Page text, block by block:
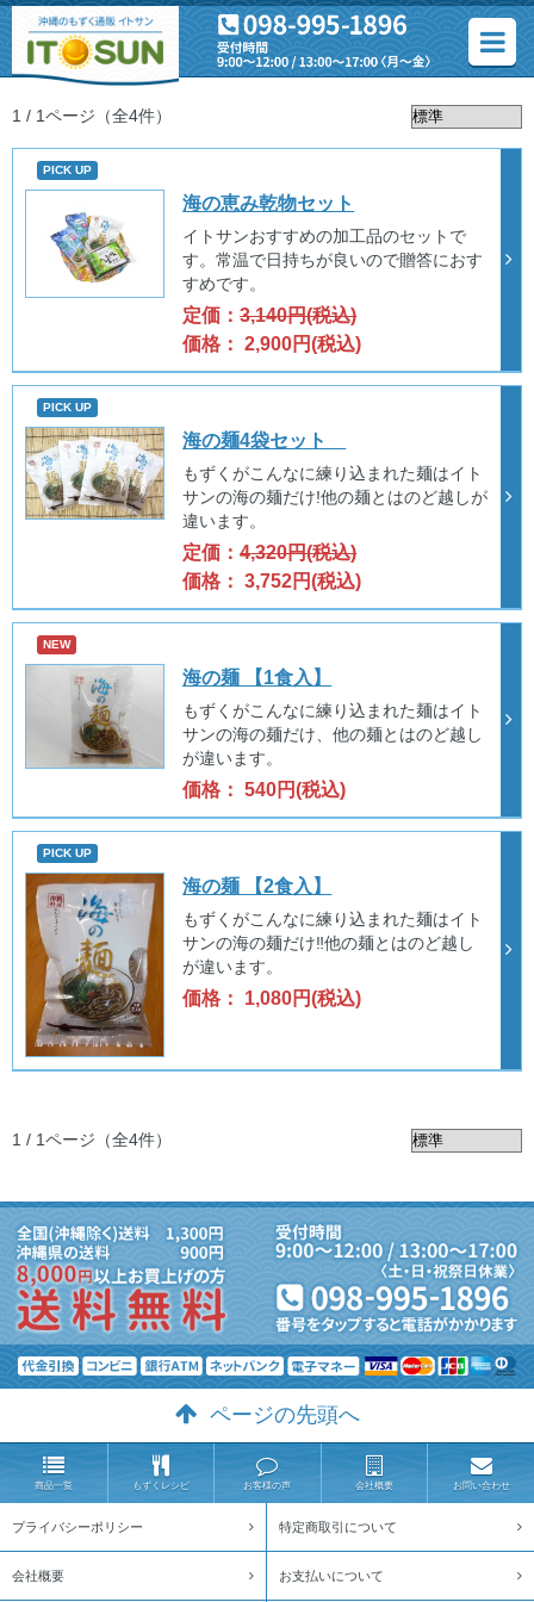
1 / 1ページ （全4件）
PICK UP
海の恵み乾物セット
イトサンおすすめの加工品のセットで
す。常温で日持ちが良いので贈答におす
すめです。
定価：3,140円(税込)
価格： 2,900円(税込)
PICK UP
海の麺4袋セット
もずくがこんなに練り込まれた麺はイト
サンの海の麺だけ!他の麺とはのど越しが
違います。
定価：4,320円(税込)
価格： 3,752円(税込)
NEW
海の麺 【1食入】
もずくがこんなに練り込まれた麺はイト
サンの海の麺だけ、他の麺とはのど越し
が違います。
価格： 540円(税込)
PICK UP
海の麺 【2食入】
もずくがこんなに練り込まれた麺はイト
サンの海の麺だけ‼他の麺とはのど越し
が違います。
価格： 1,080円(税込)
1 / 1ページ （全4件）
ページの先頭へ
商品一覧 もずくレシピ お客様の声 会社概要 お問い合わせ
プライバシーポリシー 特定商取引について
会社概要 お支払いについて